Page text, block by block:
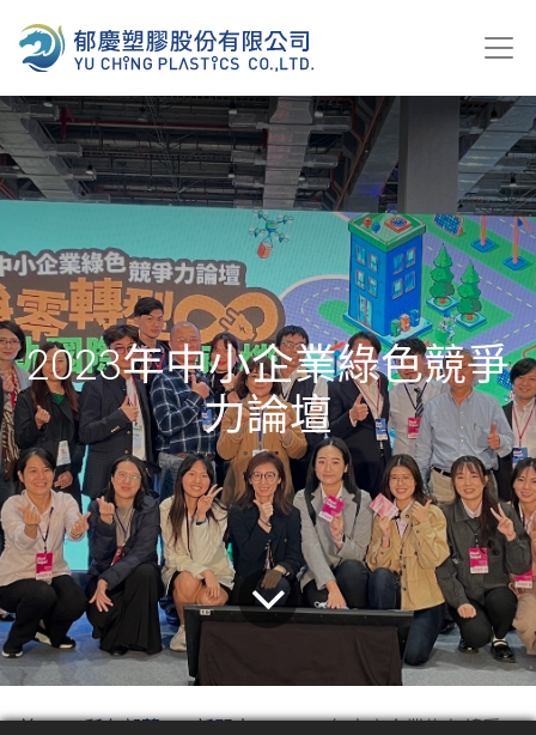
2023年中小企業綠色競爭
力論壇
首
所有部落
新聞中
2023年中小企業綠色競爭力論壇